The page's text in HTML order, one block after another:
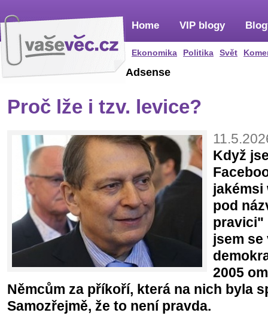
Home
Ekonomika Politika Svět
VIP blogy
Adsense
Proč lže i tzv. levice?
Když
jakémsi
pod
pravici"
jsem se
2005
Němcům za příkoří, která na nich byla
Samozřejmě, že to není pravda.